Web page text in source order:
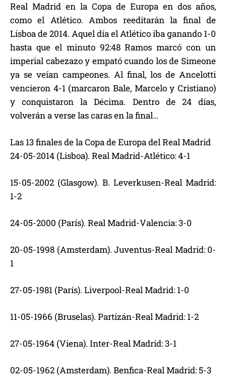
Real Madrid en la Copa de Europa en dos años,
como el Atlético. Ambos reeditarán la final de
Lisboa de 2014. Aquel día el Atlético iba ganando 1-0
hasta que el minuto 92:48 Ramos marcó con un
imperial cabezazo y empató cuando los de Simeone
ya se veían campeones. Al final, los de Ancelotti
vencieron 4-1 (marcaron Bale, Marcelo y Cristiano)
y conquistaron la Décima. Dentro de 24 días,
volverán a verse las caras en la final…
Las 13 finales de la Copa de Europa del Real Madrid
24-05-2014 (Lisboa). Real Madrid-Atlético: 4-1
15-05-2002 (Glasgow). B. Leverkusen-Real Madrid:
1-2
24-05-2000 (París). Real Madrid-Valencia: 3-0
20-05-1998 (Amsterdam). Juventus-Real Madrid: 0-
1
27-05-1981 (París). Liverpool-Real Madrid: 1-0
11-05-1966 (Bruselas). Partizán-Real Madrid: 1-2
27-05-1964 (Viena). Inter-Real Madrid: 3-1
02-05-1962 (Amsterdam). Benfica-Real Madrid: 5-3